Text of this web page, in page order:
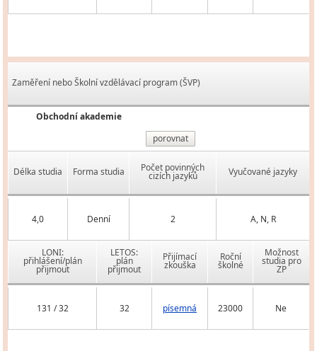
Zaměření nebo Školní vzdělávací program (ŠVP)
Obchodní akademie
porovnat
Délka studia Forma studia Počet povinných
cizích jazyků Vyučované jazyky
4,0 Denní 2 A, N, R
LONI:
přihlášení/plán
přijmout
LETOS:
plán
přijmout
Přijímací
zkouška
Roční
školné
Možnost
studia pro
ZP
131 / 32 32 písemná 23000 Ne